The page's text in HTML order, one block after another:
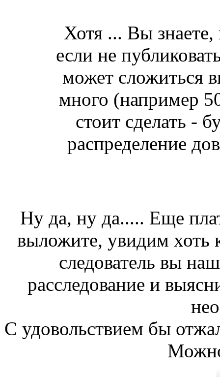
Хотя ... Вы
если не
может сложиться
много (например
стоит сделать -
распределение
Ну да, ну да..... Еще
выложите, увидим хоть
следователь вы
расследование и
С удовольствием бы